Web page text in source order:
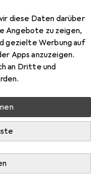
diese Daten darüber
Angebote zu zeigen,
gezielte Werbung auf
Apps anzuzeigen.
an Dritte und
die
Produkt Geister
Buchfolie und
Accessoire